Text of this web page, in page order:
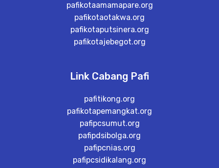
pafikotaamamapare.org
pafikotaotakwa.org
pafikotaputsinera.org
pafikotajebegot.org
Link Cabang Pafi
pafitikong.org
pafikotapemangkat.org
pafipcsumut.org
pafipdsibolga.org
pafipcnias.org
pafipcsidikalang.org